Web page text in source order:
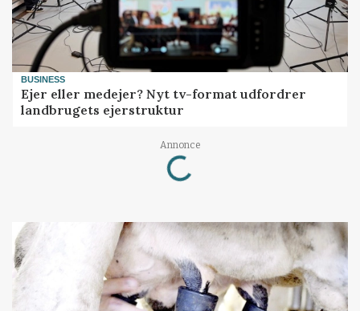
BUSINESS
Ejer eller medejer? Nyt tv-format udfordrer
landbrugets ejerstruktur
Annonce
Loading...